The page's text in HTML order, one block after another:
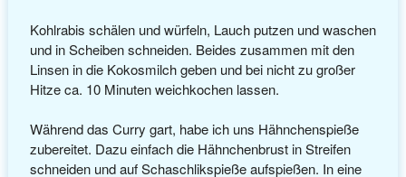
Kohlrabis schälen und würfeln, Lauch putzen und waschen
und in Scheiben schneiden. Beides zusammen mit den
Linsen in die Kokosmilch geben und bei nicht zu großer
Hitze ca. 10 Minuten weichkochen lassen.
Während das Curry gart, habe ich uns Hähnchenspieße
zubereitet. Dazu einfach die Hähnchenbrust in Streifen
schneiden und auf Schaschlikspieße aufspießen. In eine